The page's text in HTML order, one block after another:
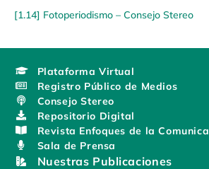
[1.14] Fotoperiodismo – Consejo Stereo
Plataforma Virtual
Registro Público de Medios
Consejo Stereo
Repositorio Digital
Revista Enfoques de la
Sala de Prensa
Nuestras Publicaciones